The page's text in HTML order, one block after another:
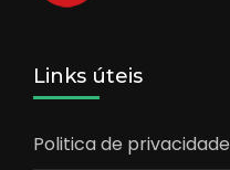
Links úteis
Politica de privacidade